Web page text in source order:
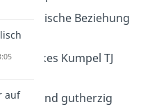
eine toxische Beziehung
mit Jakes Kumpel TJ
und gutherzig
auf